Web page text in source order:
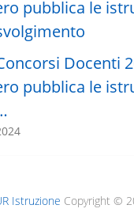
Docenti
pubblica le
Istruzione Copyright ©